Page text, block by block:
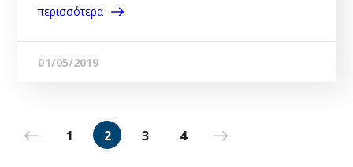
περισσότερα
01/05/2019
1 2 3 4